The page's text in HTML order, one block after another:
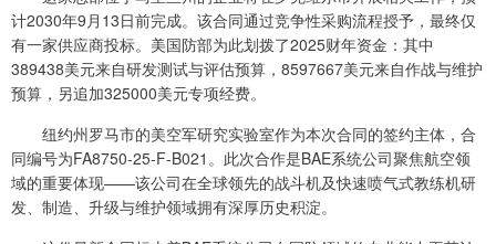
计2030年9月13日前完成。该合同通过竞争性采购流程授予，最终仅
有一家供应商投标。美国防部为此划拨了2025财年资金：其中
389438美元来自研发测试与评估预算，8597667美元来自作战与维护
预算，另追加325000美元专项经费。
纽约州罗马市的美空军研究实验室作为本次合同的签约主体，合
同编号为FA8750-25-F-B021。此次合作是BAE系统公司聚焦航空领
域的重要体现——该公司在全球领先的战斗机及快速喷气式教练机研
发、制造、升级与维护领域拥有深厚历史积淀。